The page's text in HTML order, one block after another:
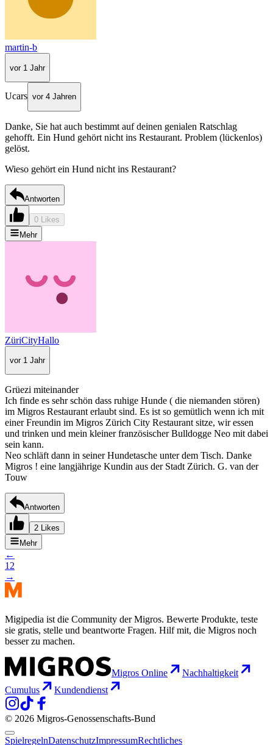
martin-b
vor 1 Jahr
Ucars vor 4 Jahren
Danke, Sie hat auch bestimmt auf deinen genialen Ratschlag
gehofft. Ein Hund gehört nicht ins Restaurant. Problem (lückenlos)
gelöst.
Wieso gehört ein Hund nicht ins Restaurant?
Antworten
0 Likes
Mehr
ZüriCityHallo
vor 1 Jahr
Grüezi miteinander
Ich finde es sehr schön dass ruhige Hunde ( die niemanden stören)
im Migros Restaurant erlaubt sind. Es ist so gemütlich wenn ich mit
einer Freundin im Migros Zürich City Restaurant sitze, wir essen
und trinken und mein kleiner französischer Bulldogge Neo mit dabei
sein kann.
Neo schläft dann in seiner Hundetasche unter dem Tisch. Danke
Migros ! eine langjährige Kundin aus der Stadt Zürich. G. van der
Touw
Antworten
2 Likes
Mehr
←
1 2
→
Migipedia ist die Community der Migros. Bewerte Produkte, teste
sie gratis, stelle und beantworte Fragen. Hilf mit, die Migros noch
besser zu machen.
Migros Online
Nachhaltigkeit
Cumulus
Kundendienst
© 2026 Migros-Genossenschafts-Bund
SpielregelnDatenschutzImpressumRechtliches